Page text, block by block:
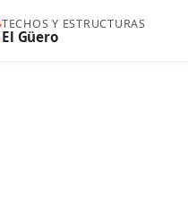
TECHOS Y ESTRUCTURAS
El Güero